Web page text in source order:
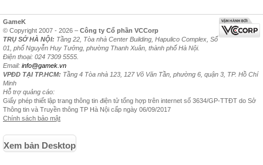
GameK
© Copyright 2007 - 2026 – Công ty Cổ phần VCCorp
TRỤ SỞ HÀ NỘI: Tầng 22, Tòa nhà Center Building, Hapulico Complex, Số
01, phố Nguyễn Huy Tưởng, phường Thanh Xuân, thành phố Hà Nội.
Điện thoại: 024 7309 5555.
Email: info@gamek.vn
VPĐD TẠI TP.HCM: Tầng 4 Tòa nhà 123, 127 Võ Văn Tần, phường 6, quận 3, TP. Hồ Chí
Minh
Hỗ trợ quảng cáo:
Giấy phép thiết lập trang thông tin điện tử tổng hợp trên internet số 3634/GP-TTĐT do Sở
Thông tin và Truyền thông TP Hà Nội cấp ngày 06/09/2017
Chính sách bảo mật
Xem bản Desktop